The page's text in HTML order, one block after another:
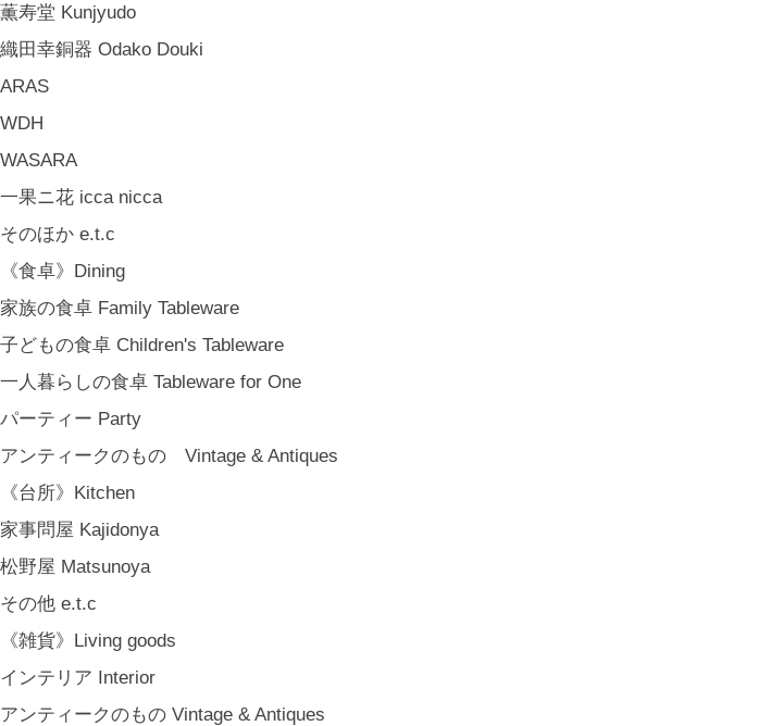
薫寿堂 Kunjyudo
織田幸銅器 Odako Douki
ARAS
WDH
WASARA
一果ニ花 icca nicca
そのほか e.t.c
《食卓》Dining
家族の食卓 Family Tableware
子どもの食卓 Children's Tableware
一人暮らしの食卓 Tableware for One
パーティー Party
アンティークのもの Vintage & Antiques
《台所》Kitchen
家事問屋 Kajidonya
松野屋 Matsunoya
その他 e.t.c
《雑貨》Living goods
インテリア Interior
アンティークのもの Vintage & Antiques
絵本 Children's Books
MONSTER
《オリジナル》Original
《古道具》Vintage & Antiques
ハナレきりゅう Hanare Kiryuh
《輸入品》Imported goods
ギフト包装 Gift Wrapping
内祝い Thank You Gifts
新築祝い Housewarming Gifts